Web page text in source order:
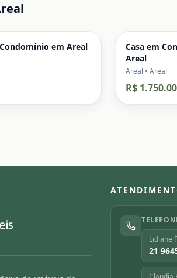
em Areal
Casa em
Areal
Areal • Areal
R$
Lidiane
21